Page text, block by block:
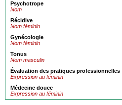
Psychotrope
Nom
Récidive
Nom féminin
Gynécologie
Nom féminin
Tonus
Nom masculin
Évaluation des pratiques professionnelles
Expression au féminin
Médecine douce
Expression au féminin